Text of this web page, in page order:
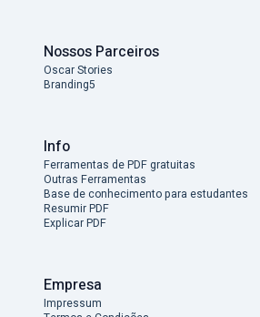
Nossos Parceiros
Oscar Stories
Branding5
Info
Ferramentas de PDF gratuitas
Outras Ferramentas
Base de conhecimento para estudantes
Resumir PDF
Explicar PDF
Empresa
Impressum